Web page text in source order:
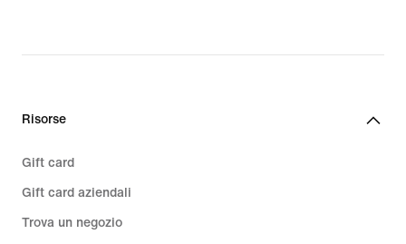
Risorse
Gift card
Gift card aziendali
Trova un negozio